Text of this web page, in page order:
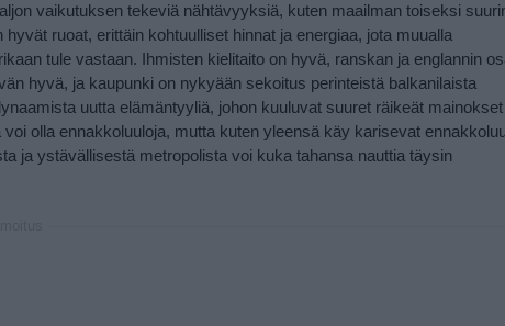
vaikutuksen tekeviä nähtävyyksiä, kuten maailman toiseksi
hyvät ruoat, erittäin kohtuulliset hinnat ja energiaa, jota muualla
tule vastaan. Ihmisten kielitaito on hyvä, ranskan ja englannin
hyvä, ja kaupunki on nykyään sekoitus perinteistä balkanilaista
uutta elämäntyyliä, johon kuuluvat suuret räikeät mainokset
olla ennakkoluuloja, mutta kuten yleensä käy karisevat
ja ystävällisestä metropolista voi kuka tahansa nauttia täysin